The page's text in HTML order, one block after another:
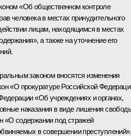
«Об общественном контроле
человека в местах принудительного
лицам, находящимся в местах
а также на уточнение его
законом вносятся изменения
«О прокуратуре Российской
«Об учреждениях и органах,
наказания в виде лишения
«О содержании под стражей
в совершении преступлений»,